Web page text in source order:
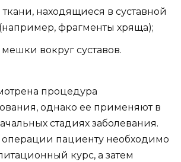
находящиеся в суставной
фрагменты хряща);
вокруг суставов.
процедура
однако ее применяют в
стадиях заболевания.
пациенту необходимо
курс, а затем